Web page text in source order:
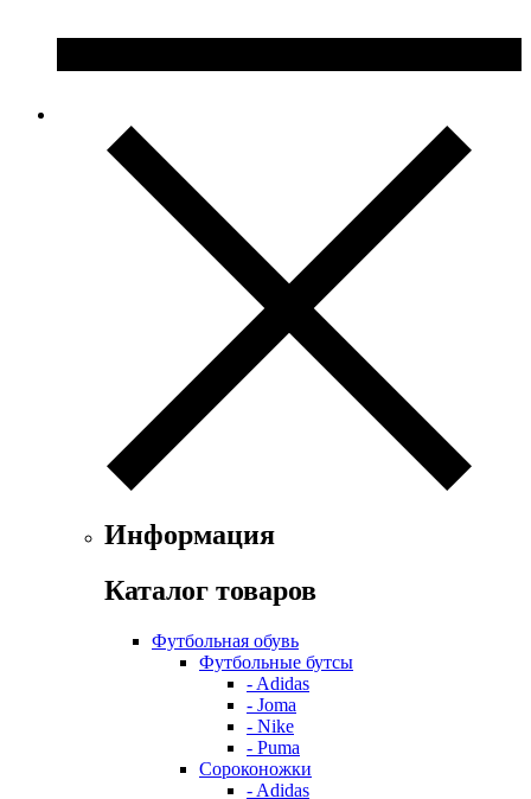
Информация
Каталог товаров
Футбольная обувь
Футбольные бутсы
- Adidas
- Joma
- Nike
- Puma
Сороконожки
- Adidas